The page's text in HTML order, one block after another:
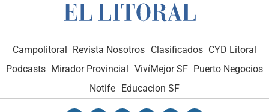
Campolitoral Revista Nosotros Clasificados CYD Litoral
Podcasts Mirador Provincial VivíMejor SF Puerto Negocios
Notife Educacion SF